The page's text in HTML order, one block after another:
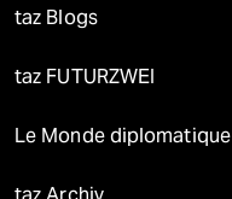
taz Blogs
taz FUTURZWEI
Le Monde diplomatique